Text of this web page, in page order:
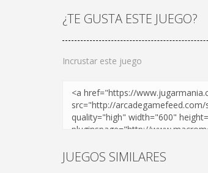
¿TE GUSTA ESTE JUEGO?
Incrustar este juego
JUEGOS SIMILARES